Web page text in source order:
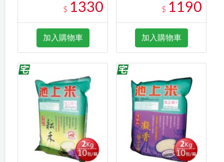
$ 1330
加入購物車
$ 1190
加入購物車